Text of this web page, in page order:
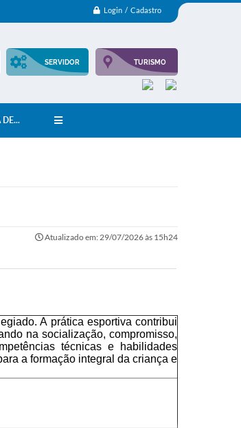
Login / Cadastro
SERVIDOR TURISMO
DE...
Atualizado em: 29/07/2026 às 15h24
A prática esportiva contribui
na socialização, compromisso,
técnicas e habilidades
a formação integral da criança e